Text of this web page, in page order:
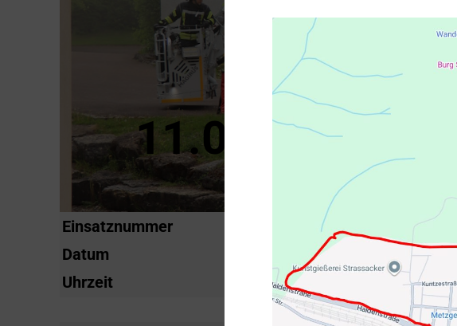
11.04.2015 –
Einsatznummer
Datum
Samstag, 11. April 2015
Uhrzeit
18:08 Uhr